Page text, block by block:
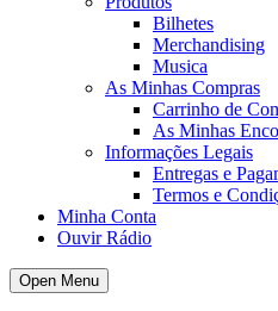
Bilhetes
Merchandising
Musica
As Minhas Compras
Carrinho de
As Minhas
Informações Legais
Entregas e
Termos e
Minha Conta
Ouvir Rádio
Open Menu